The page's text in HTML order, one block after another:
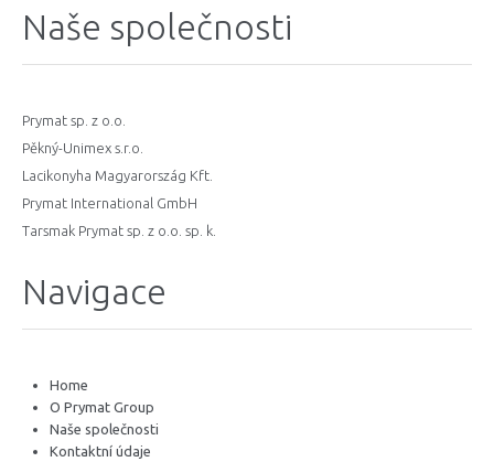
Naše společnosti
Prymat sp. z o.o.
Pěkný-Unimex s.r.o.
Lacikonyha Magyarország Kft.
Prymat International GmbH
Tarsmak Prymat sp. z o.o. sp. k.
Navigace
Home
O Prymat Group
Naše společnosti
Kontaktní údaje